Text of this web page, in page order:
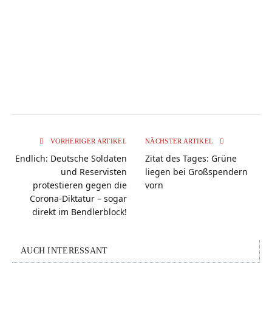
VORHERIGER ARTIKEL
Endlich: Deutsche Soldaten
und Reservisten
protestieren gegen die
Corona-Diktatur – sogar
direkt im Bendlerblock!
NÄCHSTER ARTIKEL
Zitat des Tages: Grüne
liegen bei Großspendern
vorn
AUCH INTERESSANT